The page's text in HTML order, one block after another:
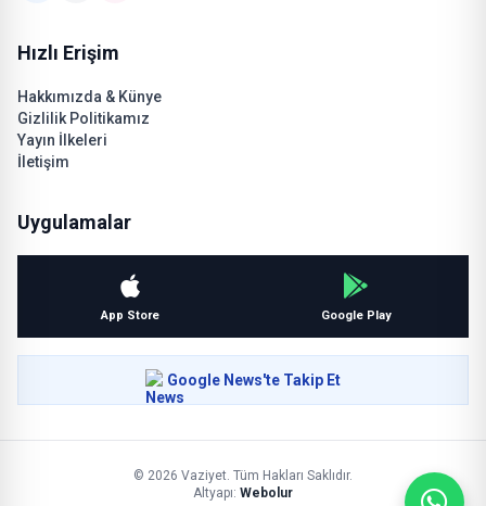
Hızlı Erişim
Hakkımızda & Künye
Gizlilik Politikamız
Yayın İlkeleri
İletişim
Uygulamalar
App Store Google Play
Google News'te Takip Et
© 2026 Vaziyet. Tüm Hakları Saklıdır.
Altyapı: Webolur